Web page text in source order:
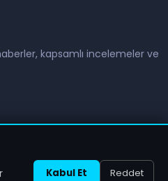
kapsamlı incelemeler ve
Aksiyon
Kabul Et Reddet